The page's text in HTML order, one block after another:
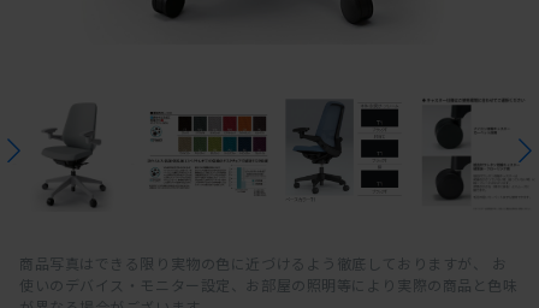
商品写真はできる限り実物の色に近づけるよう徹底しておりますが、 お
使いのデバイス・モニター設定、お部屋の照明等により実際の商品と色味